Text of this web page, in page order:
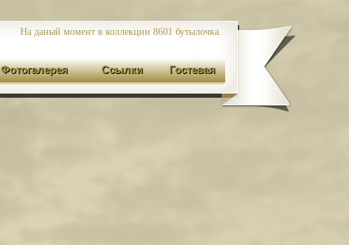
На даный момент в коллекции 8601 бутылочка.
Фотогалерея Ссылки Гостевая